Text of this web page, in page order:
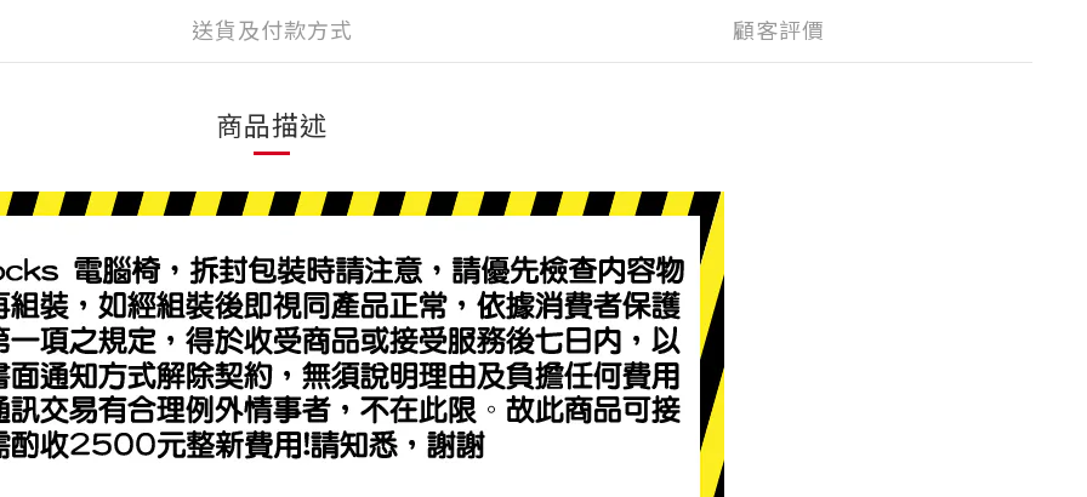
送貨及付款方式 顧客評價
商品描述